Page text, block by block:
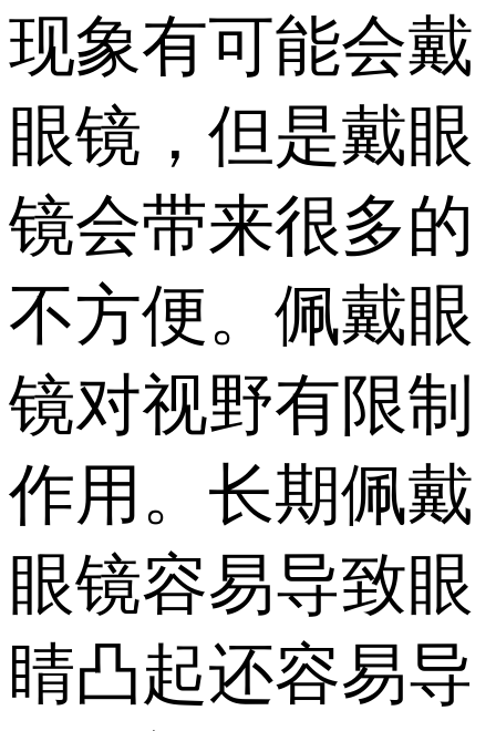
现象有可能会戴
眼镜，但是戴眼
镜会带来很多的
不方便。佩戴眼
镜对视野有限制
作用。长期佩戴
眼镜容易导致眼
睛凸起还容易导